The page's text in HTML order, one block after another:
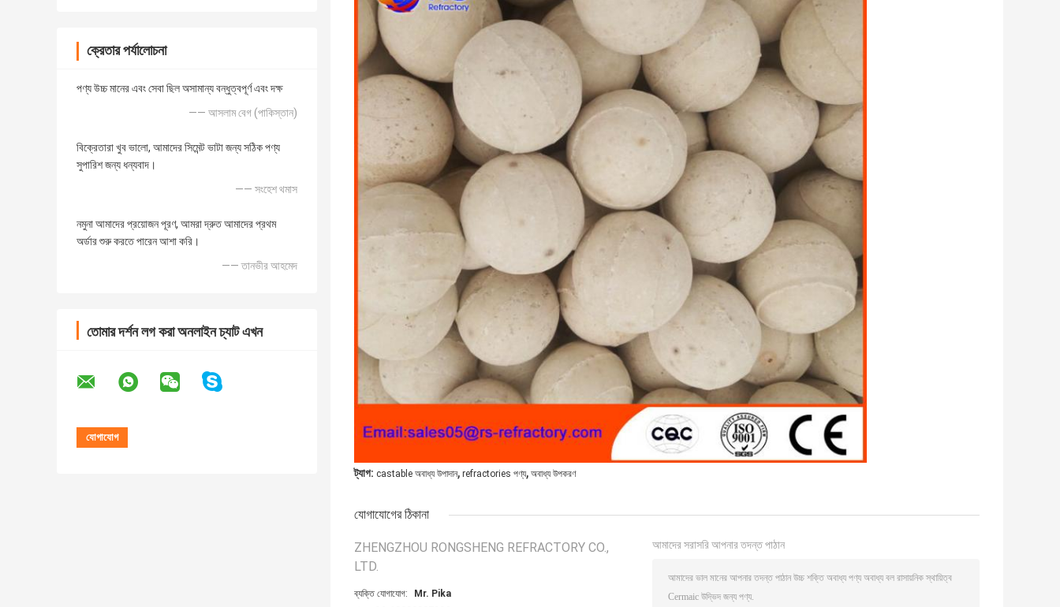
ক্রেতার পর্যালোচনা
পণ্য উচ্চ মানের এবং সেবা ছিল অসামান্য বন্ধুত্বপূর্ণ এবং দক্ষ
—— আসলাম বেগ (পাকিস্তান)
বিক্রেতারা খুব ভালো, আমাদের সিমেন্ট ভাটা জন্য সঠিক পণ্য
সুপারিশ জন্য ধন্যবাদ।
—— সংহেশ থমাস
নমুনা আমাদের প্রয়োজন পূরণ, আমরা দ্রুত আমাদের প্রথম
অর্ডার শুরু করতে পারেন আশা করি।
—— তানভীর আহমেদ
তোমার দর্শন লগ করা অনলাইন চ্যাট এখন
ট্যাগ: castable অবাধ্য উপাদান, refractories পণ্য, অবাধ্য উপকরণ
যোগাযোগের ঠিকানা
ZHENGZHOU RONGSHENG REFRACTORY CO.,
LTD.
ব্যক্তি যোগাযোগ:
Mr. Pika
আমাদের সরাসরি আপনার তদন্ত পাঠান